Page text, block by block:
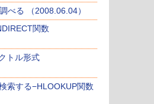
べる （2008.06.04）
関数
トル形式
索する−HLOOKUP関数